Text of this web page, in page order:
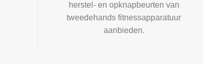
herstel- en opknapbeurten van
tweedehands fitnessapparatuur
aanbieden.